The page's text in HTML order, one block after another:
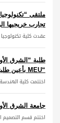
ملتقى
تجارب خريجيها
عقدت كلية
طلبة “الشرق
“MEU بأعين طلبتها”
اختتمت كلية
جامعة الشرق
اختتم قسم التصميم